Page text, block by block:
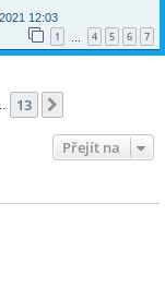
12:03
1 4 5 6 7
13
Přejít na